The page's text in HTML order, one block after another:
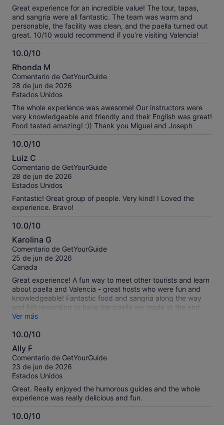
Great experience for an incredible value! The tour, tapas,
and sangria were all fantastic. The team was warm and
personable, the facility was clean, and the paella turned out
great. 10/10 would recommend if you’re visiting Valencia!
10.0/10
10.0
sobre
10
Rhonda M
Comentario de GetYourGuide
28 de jun de 2026
Estados Unidos
The whole experience was awesome! Our instructors were
very knowledgeable and friendly and their English was great!
Food tasted amazing! :)) Thank you Miguel and Joseph
10.0/10
10.0
sobre
10
Luiz C
Comentario de GetYourGuide
28 de jun de 2026
Estados Unidos
Fantastic! Great group of people. Very kind! I Loved the
experience. Bravo!
10.0/10
10.0
sobre
10
Karolina G
Comentario de GetYourGuide
25 de jun de 2026
Canada
Great experience! A fun way to meet other tourists and learn
about paella and Valencia - great hosts who were fun and
knowledgeable! Fantastic food and sangria along the way
and felt rewarding to have the paella we made at the end.
Thank you!
Ver más
10.0/10
10.0
sobre
10
Ally F
Comentario de GetYourGuide
23 de jun de 2026
Estados Unidos
Great. Really enjoyed the humorous guides and the whole
experience was really delicious and fun.
10.0/10